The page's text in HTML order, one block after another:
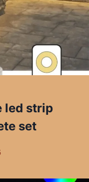
led strip
set